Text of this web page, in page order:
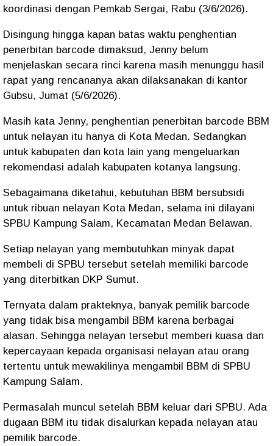
koordinasi dengan Pemkab Sergai, Rabu (3/6/2026).
Disingung hingga kapan batas waktu penghentian
penerbitan barcode dimaksud, Jenny belum
menjelaskan secara rinci karena masih menunggu hasil
rapat yang rencananya akan dilaksanakan di kantor
Gubsu, Jumat (5/6/2026).
Masih kata Jenny, penghentian penerbitan barcode BBM
untuk nelayan itu hanya di Kota Medan. Sedangkan
untuk kabupaten dan kota lain yang mengeluarkan
rekomendasi adalah kabupaten kotanya langsung.
Sebagaimana diketahui, kebutuhan BBM bersubsidi
untuk ribuan nelayan Kota Medan, selama ini dilayani
SPBU Kampung Salam, Kecamatan Medan Belawan.
Setiap nelayan yang membutuhkan minyak dapat
membeli di SPBU tersebut setelah memiliki barcode
yang diterbitkan DKP Sumut.
Ternyata dalam prakteknya, banyak pemilik barcode
yang tidak bisa mengambil BBM karena berbagai
alasan. Sehingga nelayan tersebut memberi kuasa dan
kepercayaan kepada organisasi nelayan atau orang
tertentu untuk mewakilinya mengambil BBM di SPBU
Kampung Salam.
Permasalah muncul setelah BBM keluar dari SPBU. Ada
dugaan BBM itu tidak disalurkan kepada nelayan atau
pemilik barcode.